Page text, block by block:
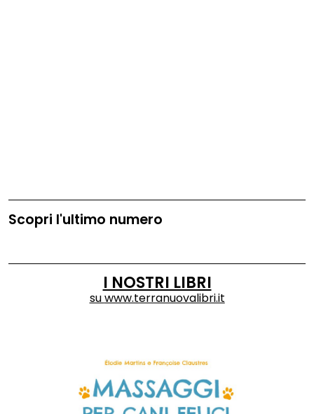
Scopri l'ultimo numero
I NOSTRI LIBRI
suwww.terranuovalibri.it